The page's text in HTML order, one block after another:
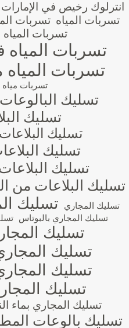
انترلوك رخيص في الإمارات
تسربات المياه تسربات
تسربات المياه
تسربات المياه
تسربات
تسربات
تسليك
تسليك
تسليك
تسليك
تسليك البلاعات
تسليك البلاعات من
تسليك المجاري
تسليك
تسليك المجاري بالبوتاس
تسليك
تسليك
تسليك
تسليك
تسليك المجاري بماء
تسليك بالوعات